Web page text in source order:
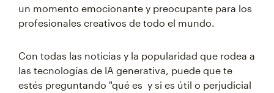
un momento emocionante y preocupante para los
profesionales creativos de todo el mundo.
Con todas las noticias y la popularidad que rodea a
las tecnologías de IA generativa, puede que te
estés preguntando "qué es y si es útil o perjudicial